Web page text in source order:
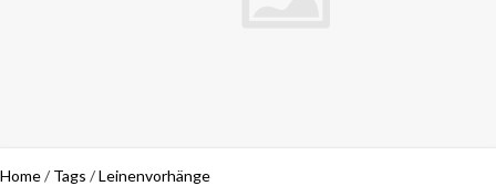
Home/ Tags /Leinenvorhänge